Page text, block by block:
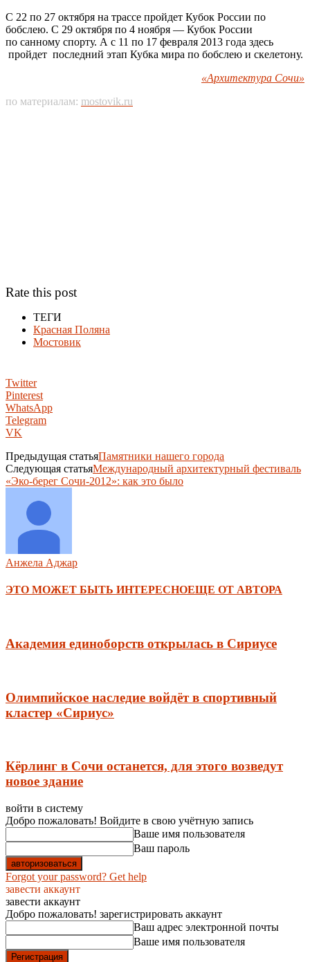
С 22 по 27 октября на трассе пройдет Кубок России по
бобслею. С 29 октября по 4 ноября — Кубок России
по санному спорту. А с 11 по 17 февраля 2013 года здесь
пройдет последний этап Кубка мира по бобслею и скелетону.
«Архитектура Сочи»
по материалам: mostovik.ru
Rate this post
ТЕГИ
Красная Поляна
Мостовик
Twitter
Pinterest
WhatsApp
Telegram
VK
Предыдущая статьяПамятники нашего города
Следующая статьяМеждународный архитектурный фестиваль
«Эко-берег Сочи-2012»: как это было
Анжела Аджар
ЭТО МОЖЕТ БЫТЬ ИНТЕРЕСНОЕЩЕ ОТ АВТОРА
Академия единоборств открылась в Сириусе
Олимпийское наследие войдёт в спортивный
кластер «Сириус»
Кёрлинг в Сочи останется, для этого возведут
новое здание
войти в систему
Добро пожаловать! Войдите в свою учётную запись
Ваше имя пользователя
Ваш пароль
Forgot your password? Get help
завести аккаунт
завести аккаунт
Добро пожаловать! зарегистрировать аккаунт
Ваш адрес электронной почты
Ваше имя пользователя